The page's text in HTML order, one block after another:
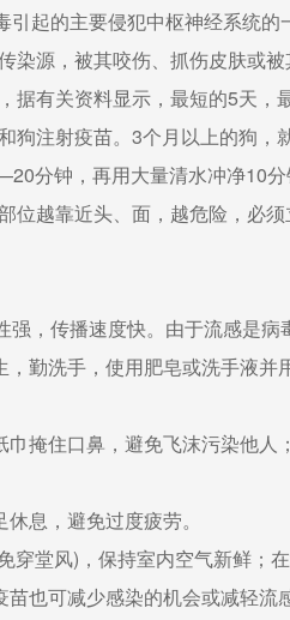
起的主要侵犯中枢神经系统
源，被其咬伤、抓伤皮肤或被
有关资料显示，最短的5天，
狗注射疫苗。3个月以上的狗
分钟，再用大量清水冲净10
位越靠近头、面，越危险，必须
，传播速度快。由于流感是病
洗手，使用肥皂或洗手液并
掩住口鼻，避免飞沫污染他
息，避免过度疲劳。
堂风)，保持室内空气新鲜；在
可减少感染的机会或减轻流感